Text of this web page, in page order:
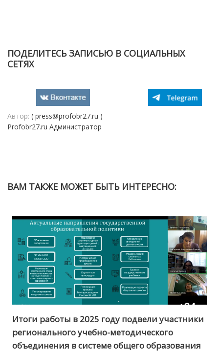
ПОДЕЛИТЕСЬ ЗАПИСЬЮ В СОЦИАЛЬНЫХ
СЕТЯХ
Автор: ( press@profobr27.ru )
Profobr27.ru Администратор
ВАМ ТАКЖЕ МОЖЕТ БЫТЬ ИНТЕРЕСНО:
Итоги работы в 2025 году подвели участники
регионального учебно-методического
объединения в системе общего образования